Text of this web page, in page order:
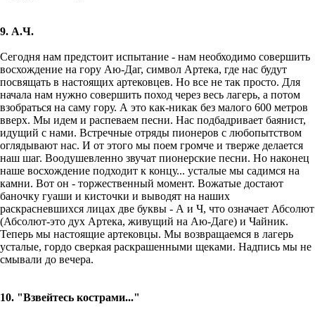
9. А.Ч.
Сегодня нам предстоит испытание - нам необходимо совершить
восхождение на гору Аю-Даг, символ Артека, где нас будут
посвящать в настоящих артековцев. Но все не так просто. Для
начала нам нужно совершить поход через весь лагерь, а потом
взобраться на саму гору. А это как-никак без малого 600 метров
вверх. Мы идем и распеваем песни. Нас подбадривает баянист,
идущий с нами. Встречные отряды пионеров с любопытством
оглядывают нас. И от этого мы поем громче и тверже делается
наш шаг. Воодушевленно звучат пионерские песни. Но наконец
наше восхождение подходит к концу... усталые мы садимся на
камни. Вот он - торжественный момент. Вожатые достают
баночку гуаши и кисточки и выводят на наших
раскрасневшихся лицах две буквы - А и Ч, что означает Абсолют
(Абсолют-это дух Артека, живущий на Аю-Даге) и Чайник.
Теперь мы настоящие артековцы. Мы возвращаемся в лагерь
усталые, гордо сверкая раскрашенными щеками. Надпись мы не
смывали до вечера.
10. "Взвейтесь кострами..."